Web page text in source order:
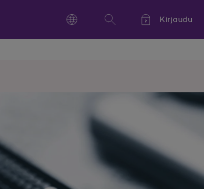
Kieli,
Language Hae
Kirjaudu